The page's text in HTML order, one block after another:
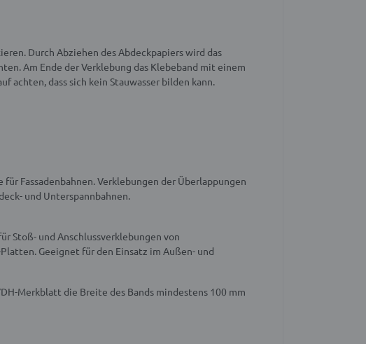
Durch Abziehen des Abdeckpapiers wird das
Am Ende der Verklebung das Klebeband mit einem
achten, dass sich kein Stauwasser bilden kann.
Fassadenbahnen. Verklebungen der Überlappungen
und Unterspannbahnen.
Stoß- und Anschlussverklebungen von
Geeignet für den Einsatz im Außen- und
Merkblatt die Breite des Bands mindestens 100 mm